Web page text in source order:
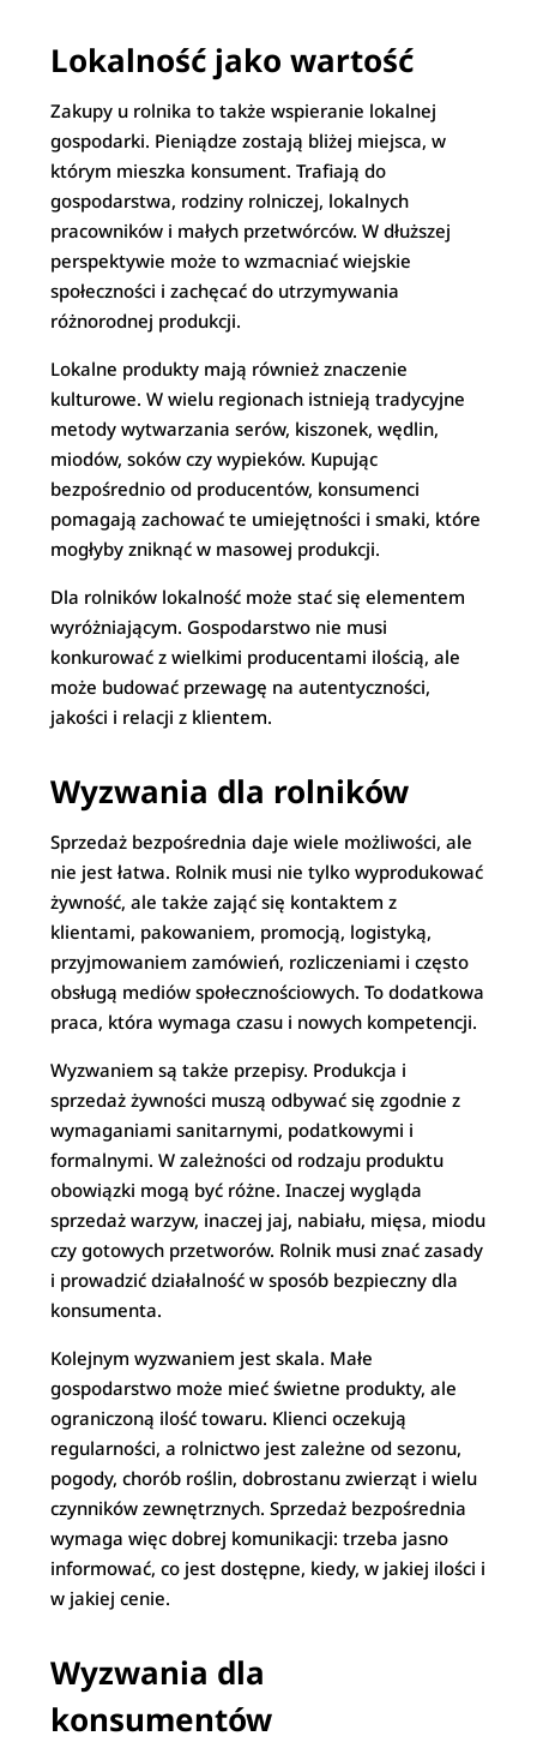
Lokalność jako wartość
Zakupy u rolnika to także wspieranie lokalnej
gospodarki. Pieniądze zostają bliżej miejsca, w
którym mieszka konsument. Trafiają do
gospodarstwa, rodziny rolniczej, lokalnych
pracowników i małych przetwórców. W dłuższej
perspektywie może to wzmacniać wiejskie
społeczności i zachęcać do utrzymywania
różnorodnej produkcji.
Lokalne produkty mają również znaczenie
kulturowe. W wielu regionach istnieją tradycyjne
metody wytwarzania serów, kiszonek, wędlin,
miodów, soków czy wypieków. Kupując
bezpośrednio od producentów, konsumenci
pomagają zachować te umiejętności i smaki, które
mogłyby zniknąć w masowej produkcji.
Dla rolników lokalność może stać się elementem
wyróżniającym. Gospodarstwo nie musi
konkurować z wielkimi producentami ilością, ale
może budować przewagę na autentyczności,
jakości i relacji z klientem.
Wyzwania dla rolników
Sprzedaż bezpośrednia daje wiele możliwości, ale
nie jest łatwa. Rolnik musi nie tylko wyprodukować
żywność, ale także zająć się kontaktem z
klientami, pakowaniem, promocją, logistyką,
przyjmowaniem zamówień, rozliczeniami i często
obsługą mediów społecznościowych. To dodatkowa
praca, która wymaga czasu i nowych kompetencji.
Wyzwaniem są także przepisy. Produkcja i
sprzedaż żywności muszą odbywać się zgodnie z
wymaganiami sanitarnymi, podatkowymi i
formalnymi. W zależności od rodzaju produktu
obowiązki mogą być różne. Inaczej wygląda
sprzedaż warzyw, inaczej jaj, nabiału, mięsa, miodu
czy gotowych przetworów. Rolnik musi znać zasady
i prowadzić działalność w sposób bezpieczny dla
konsumenta.
Kolejnym wyzwaniem jest skala. Małe
gospodarstwo może mieć świetne produkty, ale
ograniczoną ilość towaru. Klienci oczekują
regularności, a rolnictwo jest zależne od sezonu,
pogody, chorób roślin, dobrostanu zwierząt i wielu
czynników zewnętrznych. Sprzedaż bezpośrednia
wymaga więc dobrej komunikacji: trzeba jasno
informować, co jest dostępne, kiedy, w jakiej ilości i
w jakiej cenie.
Wyzwania dla
konsumentów